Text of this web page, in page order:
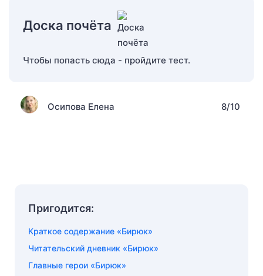
Доска почёта
Чтобы попасть сюда - пройдите тест.
Осипова Елена 8/10
Пригодится:
Краткое содержание «Бирюк»
Читательский дневник «Бирюк»
Главные герои «Бирюк»